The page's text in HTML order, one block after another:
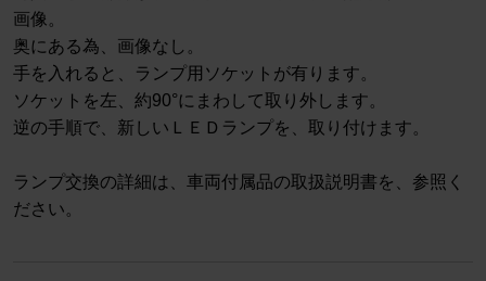
画像。
奥にある為、画像なし。
手を入れると、ランプ用ソケットが有ります。
ソケットを左、約90°にまわして取り外します。
逆の手順で、新しいＬＥＤランプを、取り付けます。
ランプ交換の詳細は、車両付属品の取扱説明書を、参照く
ださい。